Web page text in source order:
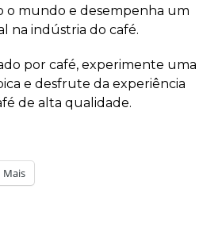
o mundo e desempenha um
na indústria do café.
por café, experimente uma
e desfrute da experiência
de alta qualidade.
Mais